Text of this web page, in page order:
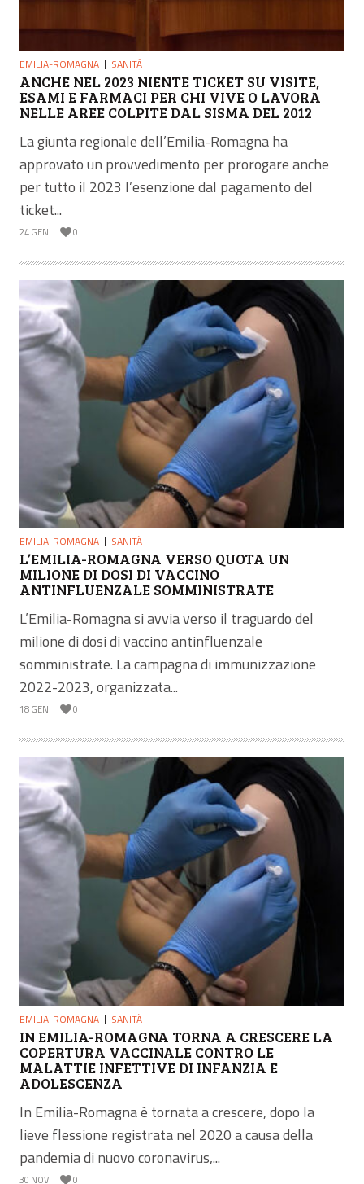
EMILIA-ROMAGNA SANITÀ
ANCHE NEL 2023 NIENTE TICKET SU VISITE,
ESAMI E FARMACI PER CHI VIVE O LAVORA
NELLE AREE COLPITE DAL SISMA DEL 2012
La giunta regionale dell’Emilia-Romagna ha
approvato un provvedimento per prorogare anche
per tutto il 2023 l’esenzione dal pagamento del
ticket...
24 GEN 0
EMILIA-ROMAGNA SANITÀ
L’EMILIA-ROMAGNA VERSO QUOTA UN
MILIONE DI DOSI DI VACCINO
ANTINFLUENZALE SOMMINISTRATE
L’Emilia-Romagna si avvia verso il traguardo del
milione di dosi di vaccino antinfluenzale
somministrate. La campagna di immunizzazione
2022-2023, organizzata...
18 GEN 0
EMILIA-ROMAGNA SANITÀ
IN EMILIA-ROMAGNA TORNA A CRESCERE LA
COPERTURA VACCINALE CONTRO LE
MALATTIE INFETTIVE DI INFANZIA E
ADOLESCENZA
In Emilia-Romagna è tornata a crescere, dopo la
lieve flessione registrata nel 2020 a causa della
pandemia di nuovo coronavirus,...
30 NOV 0